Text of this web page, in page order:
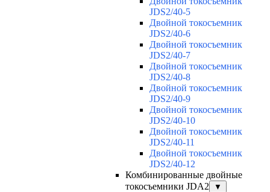
JDS2/40-5
Двойной токосъемник
JDS2/40-6
Двойной токосъемник
JDS2/40-7
Двойной токосъемник
JDS2/40-8
Двойной токосъемник
JDS2/40-9
Двойной токосъемник
JDS2/40-10
Двойной токосъемник
JDS2/40-11
Двойной токосъемник
JDS2/40-12
Комбинированные двойные
токосъемники JDA2
▼